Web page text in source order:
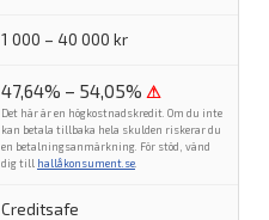
1 000 – 40 000 kr
47,64% – 54,05% ⚠
Det här är en högkostnadskredit. Om du inte
kan betala tillbaka hela skulden riskerar du
en betalningsanmärkning. För stöd, vänd
dig till hallåkonsument.se
Creditsafe